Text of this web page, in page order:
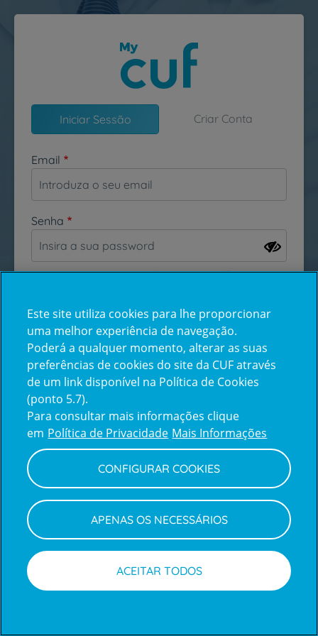
Passar para o conteúdo principal
Iniciar Sessão Criar Conta
Email
Senha
Esqueceu-se da sua password?
Inicie sessão com a Apple
Centro de Apoio ao Cliente | Política de Privacidade e Cookies
Este site utiliza cookies para lhe proporcionar
uma melhor experiência de navegação.
Poderá a qualquer momento, alterar as suas
preferências de cookies do site da CUF através
de um link disponível na Política de Cookies
(ponto 5.7).
Para consultar mais informações clique
em Política de Privacidade Mais Informações
CONFIGURAR COOKIES
APENAS OS NECESSÁRIOS
ACEITAR TODOS